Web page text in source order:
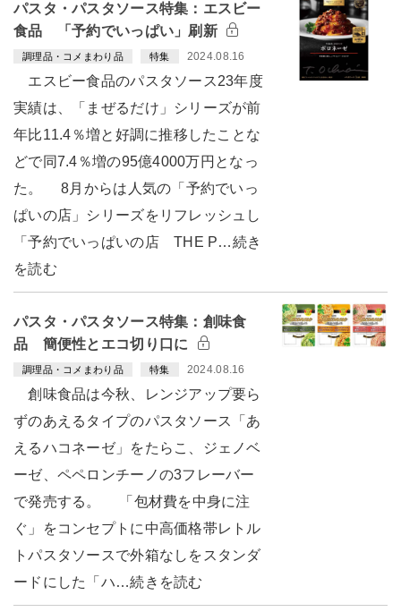
パスタ・パスタソース特集：エスビー
食品 「予約でいっぱい」刷新
調理品・コメまわり品 特集 2024.08.16
エスビー食品のパスタソース23年度
実績は、「まぜるだけ」シリーズが前
年比11.4％増と好調に推移したことな
どで同7.4％増の95億4000万円となっ
た。 8月からは人気の「予約でいっ
ぱいの店」シリーズをリフレッシュし
「予約でいっぱいの店 THE P…続き
を読む
パスタ・パスタソース特集：創味食
品 簡便性とエコ切り口に
調理品・コメまわり品 特集 2024.08.16
創味食品は今秋、レンジアップ要ら
ずのあえるタイプのパスタソース「あ
えるハコネーゼ」をたらこ、ジェノベ
ーゼ、ペペロンチーノの3フレーバー
で発売する。 「包材費を中身に注
ぐ」をコンセプトに中高価格帯レトル
トパスタソースで外箱なしをスタンダ
ードにした「ハ…続きを読む